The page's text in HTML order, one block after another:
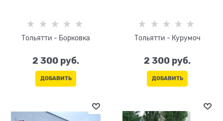
Тольятти - Борковка
2 300 руб.
ДОБАВИТЬ
Тольятти - Курумоч
2 300 руб.
ДОБАВИТЬ